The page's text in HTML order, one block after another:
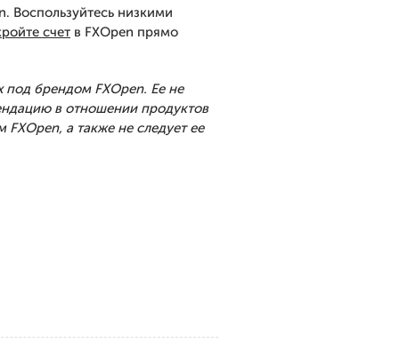
Воспользуйтесь низкими
счет в FXOpen прямо
под брендом FXOpen. Ее не
в отношении продуктов
а также не следует ее